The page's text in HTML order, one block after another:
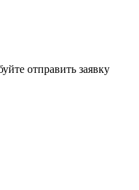
отправить заявку